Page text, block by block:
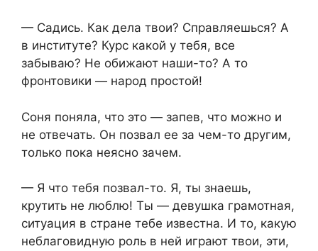
— Садись. Как дела твои? Справляешься? А
в институте? Курс какой у тебя, все
забываю? Не обижают наши-то? А то
фронтовики — народ простой!
Соня поняла, что это — запев, что можно и
не отвечать. Он позвал ее за чем-то другим,
только пока неясно зачем.
— Я что тебя позвал-то. Я, ты знаешь,
крутить не люблю! Ты — девушка грамотная,
ситуация в стране тебе известна. И то, какую
неблаговидную роль в ней играют твои, эти,